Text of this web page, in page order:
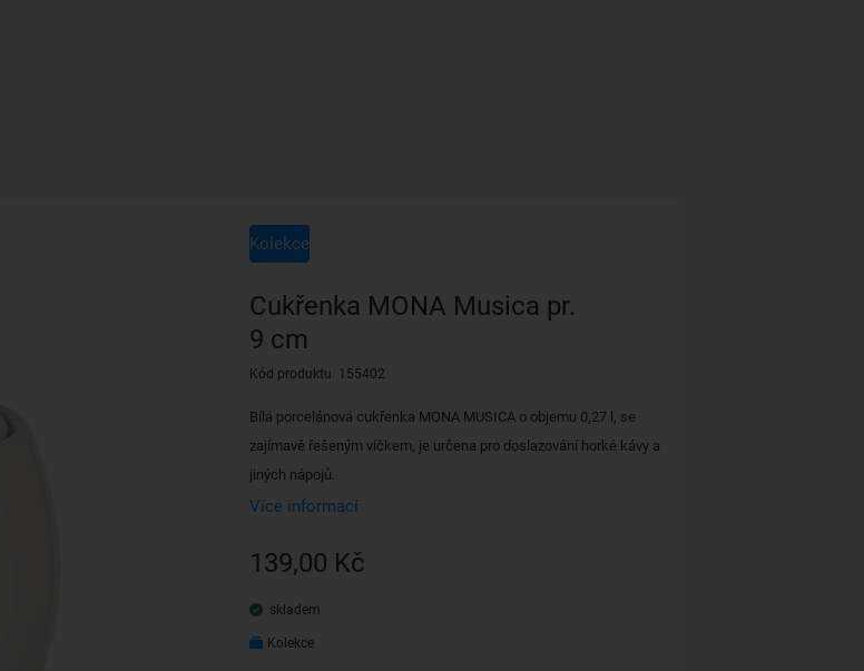
Kolekce
Cukřenka MONA Musica pr.
9 cm
Kód produktu 155402
Bílá porcelánová cukřenka MONA MUSICA o objemu 0,27 l, se
zajímavě řešeným víčkem, je určena pro doslazování horké kávy a
jiných nápojů.
Více informací
139,00 Kč
skladem
Kolekce